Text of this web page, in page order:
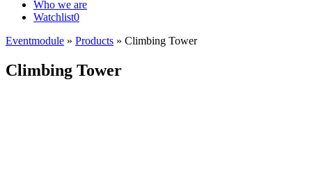
Who we are
Watchlist0
Eventmodule » Products » Climbing Tower
Climbing Tower